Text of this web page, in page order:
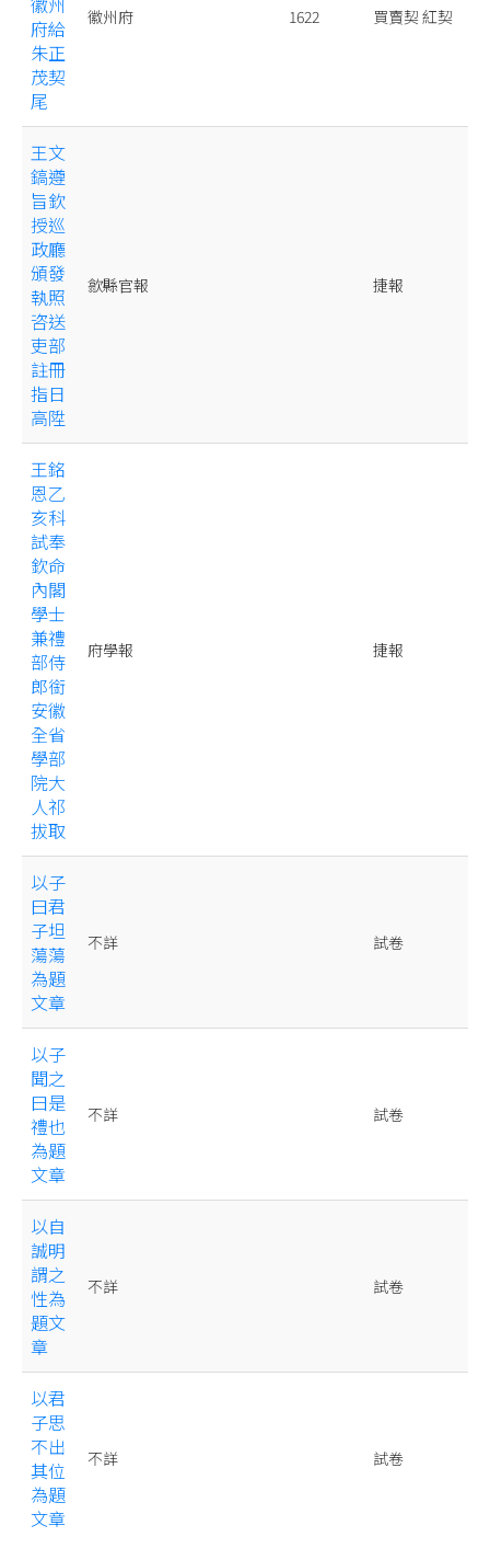
府給
朱正
茂契
尾
徽州府 1622 買賣契 紅契
王文
鎬遵
旨欽
授巡
政廳
頒發
執照
咨送
吏部
註冊
指日
高陞
歙縣官報 捷報
王銘
恩乙
亥科
試奉
欽命
內閣
學士
兼禮
部侍
郎銜
安徽
全省
學部
院大
人祁
拔取
府學報 捷報
以子
曰君
子坦
蕩蕩
為題
文章
不詳 試卷
以子
聞之
曰是
禮也
為題
文章
不詳 試卷
以自
誠明
謂之
性為
題文
章
不詳 試卷
以君
子思
不出
其位
為題
文章
不詳 試卷